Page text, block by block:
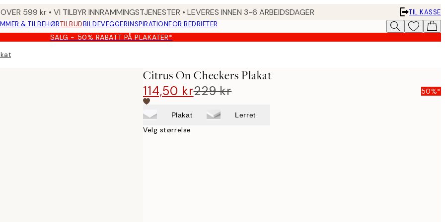
599 kr • VI TILBYR INNRAMMINGSTJENESTER • LEVERES INNEN 3-6 ARBEIDSDAGER
TIL KASSE
& TILBEHØRTILBUDBILDEVEGGERINSPIRATIONFOR BEDRIFTER
SALG - 50% RABATT PÅ PLAKATER*
Citrus On Checkers Plakat
114,50 kr229 kr 50%*
Plakat Lerret
Velg størrelse